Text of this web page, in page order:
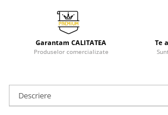
Garantam CALITATEA
Produselor comercializate
Te
Descriere